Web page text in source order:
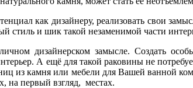
как дизайнеру, реализовать свои
и шик такой незаменимой части
дизайнерском замысле. Создать
А ещё для такой раковины не
из камня или мебели для Вашей ванной
на первый взгляд, местах.